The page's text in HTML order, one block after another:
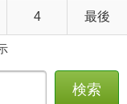
4 最後
検索